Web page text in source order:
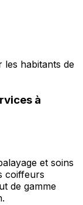
les habitants de
à
et soins
coiffeurs
de gamme